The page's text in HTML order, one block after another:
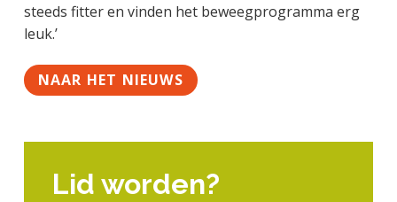
steeds fitter en vinden het beweegprogramma erg
leuk.’
NAAR HET NIEUWS
Lid worden?